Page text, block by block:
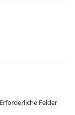
Erforderliche Felder